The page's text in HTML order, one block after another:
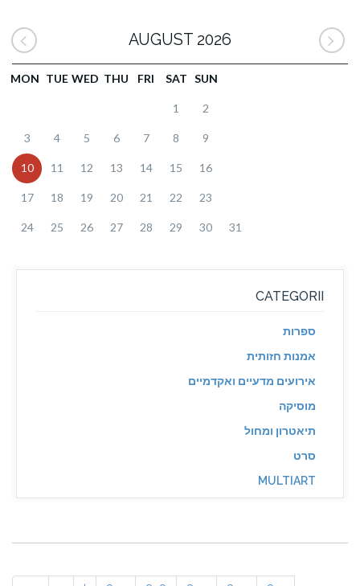
AUGUST 2026
MON TUE WED THU FRI SAT SUN
1 2
3 4 5 6 7 8 9
10 11 12 13 14 15 16
17 18 19 20 21 22 23
24 25 26 27 28 29 30 31
CATEGORII
ספרות
אמנות חזותית
אירועים מדעיים ואקדמיים
מוסיקה
תיאטרון ומחול
סרט
MULTIART